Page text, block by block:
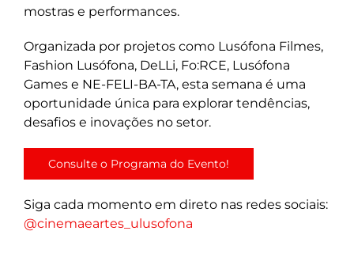
mostras e performances.
Organizada por projetos como Lusófona Filmes,
Fashion Lusófona, DeLLi, Fo:RCE, Lusófona
Games e NE-FELI-BA-TA, esta semana é uma
oportunidade única para explorar tendências,
desafios e inovações no setor.
Consulte o Programa do Evento!
Siga cada momento em direto nas redes sociais:
@cinemaeartes_ulusofona